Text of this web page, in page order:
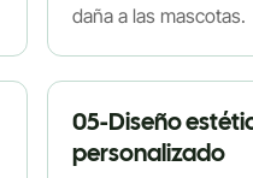
daña a las mascotas.
05-Diseño
personalizado